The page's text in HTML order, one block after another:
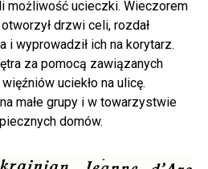
możliwość ucieczki. Wieczorem
drzwi celi, rozdał
i wyprowadził ich na korytarz.
za pomocą zawiązanych
uciekło na ulicę.
małe grupy i w towarzystwie
domów.